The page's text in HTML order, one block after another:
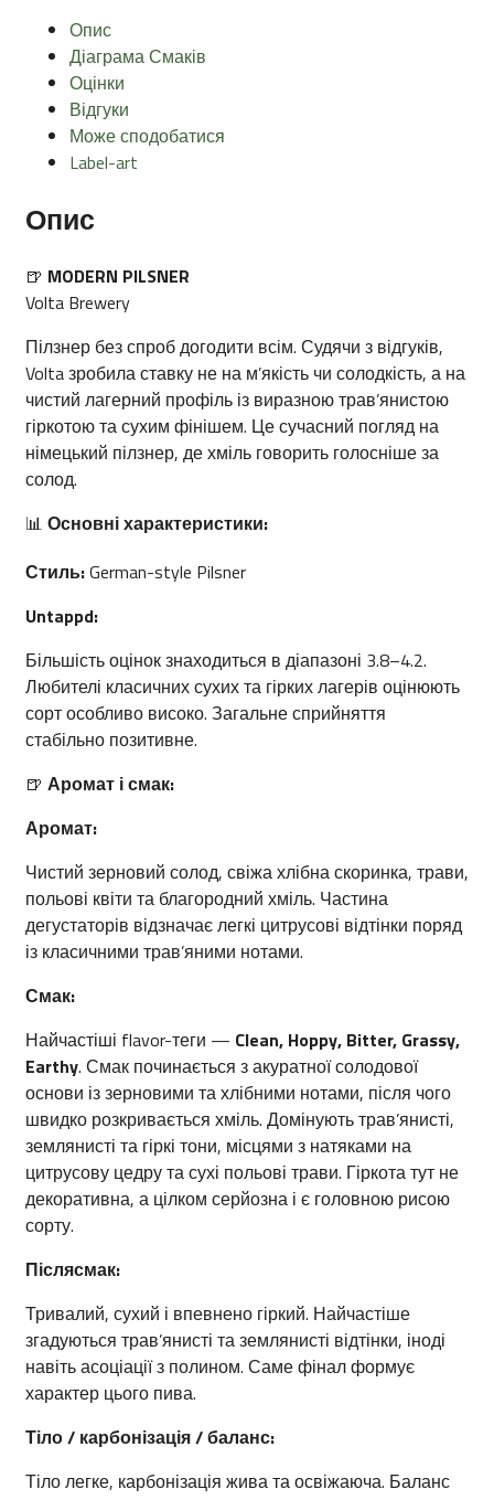
Опис
Діаграма Смаків
Оцінки
Відгуки
Може сподобатися
Label-art
Опис
🍺 MODERN PILSNER
Volta Brewery
Пілзнер без спроб догодити всім. Судячи з відгуків,
Volta зробила ставку не на м’якість чи солодкість, а на
чистий лагерний профіль із виразною трав’янистою
гіркотою та сухим фінішем. Це сучасний погляд на
німецький пілзнер, де хміль говорить голосніше за
солод.
📊 Основні характеристики:
Стиль:German-style Pilsner
Untappd:
Більшість оцінок знаходиться в діапазоні 3.8–4.2.
Любителі класичних сухих та гірких лагерів оцінюють
сорт особливо високо. Загальне сприйняття
стабільно позитивне.
🍺 Аромат і смак:
Аромат:
Чистий зерновий солод, свіжа хлібна скоринка, трави,
польові квіти та благородний хміль. Частина
дегустаторів відзначає легкі цитрусові відтінки поряд
із класичними трав’яними нотами.
Смак:
Найчастіші flavor-теги — Clean, Hoppy, Bitter, Grassy,
Earthy. Смак починається з акуратної солодової
основи із зерновими та хлібними нотами, після чого
швидко розкривається хміль. Домінують трав’янисті,
землянисті та гіркі тони, місцями з натяками на
цитрусову цедру та сухі польові трави. Гіркота тут не
декоративна, а цілком серйозна і є головною рисою
сорту.
Післясмак:
Тривалий, сухий і впевнено гіркий. Найчастіше
згадуються трав’янисті та землянисті відтінки, іноді
навіть асоціації з полином. Саме фінал формує
характер цього пива.
Тіло / карбонізація / баланс:
Тіло легке, карбонізація жива та освіжаюча. Баланс